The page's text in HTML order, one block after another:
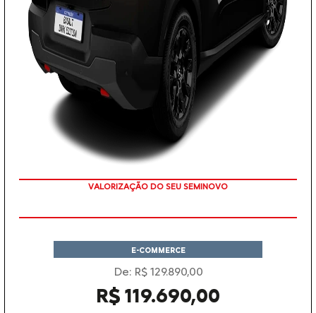
VALORIZAÇÃO DO SEU SEMINOVO
E-COMMERCE
De: R$ 129.890,00
R$ 119.690,00